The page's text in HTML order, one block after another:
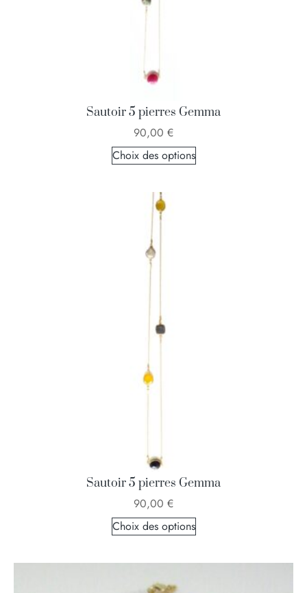
Sautoir 5 pierres Gemma
90,00 €
Choix des options
Sautoir 5 pierres Gemma
90,00 €
Choix des options